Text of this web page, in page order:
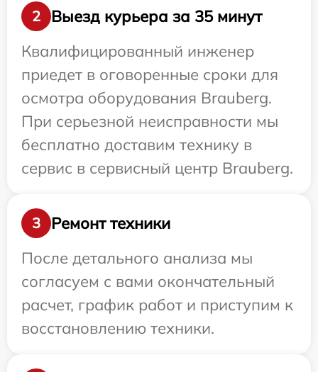
2
Выезд курьера за 35 минут
Квалифицированный инженер
приедет в оговоренные сроки для
осмотра оборудования Brauberg.
При серьезной неисправности мы
бесплатно доставим технику в
сервис в сервисный центр Brauberg.
3
Ремонт техники
После детального анализа мы
согласуем с вами окончательный
расчет, график работ и приступим к
восстановлению техники.